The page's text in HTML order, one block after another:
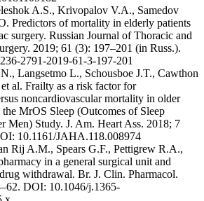
A.S., Krivopalov V.A., Samedov
Predictors of mortality in elderly patients
surgery. Russian Journal of Thoracic and
2019; 61 (3): 197–201 (in Russ.).
2791-2019-61-3-197-201
Langsetmo L., Schousboe J.T., Cawthon
al. Frailty as a risk factor for
noncardiovascular mortality in older
MrOS Sleep (Outcomes of Sleep
Men) Study. J. Am. Heart Ass. 2018; 7
10.1161/JAHA.118.008974
Rij A.M., Spears G.F., Pettigrew R.A.,
in a general surgical unit and
withdrawal. Br. J. Clin. Pharmacol.
DOI: 10.1046/j.1365-